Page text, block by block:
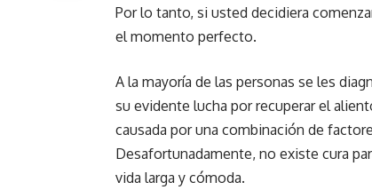
Por lo tanto, si usted decidiera
el momento perfecto.
A la mayoría de las personas se les
su evidente lucha por recuperar el
causada por una combinación de
Desafortunadamente, no existe cura
vida larga y cómoda.